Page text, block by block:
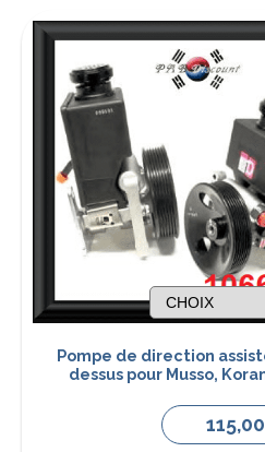
Pompe de direction
dessus pour Musso,
115,00